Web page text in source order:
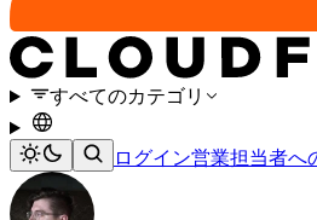
すべてのカテゴリ
ログイン営業担当者へ